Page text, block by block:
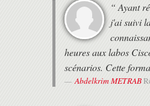
“ Ayant
j'ai suivi
heures aux labos
scénarios. Cette
Abdelkrim METRAB